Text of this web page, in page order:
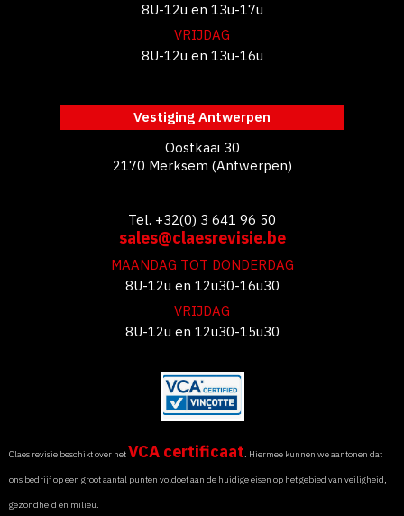
8U-12u en 13u-17u
VRIJDAG
8U-12u en 13u-16u
Vestiging Antwerpen
Oostkaai 30
2170 Merksem (Antwerpen)
Tel. +32(0) 3 641 96 50
sales@claesrevisie.be
MAANDAG TOT DONDERDAG
8U-12u en 12u30-16u30
VRIJDAG
8U-12u en 12u30-15u30
Claes revisie beschikt over hetVCA certificaat. Hiermee kunnen we aantonen dat
ons bedrijf op een groot aantal punten voldoet aan de huidige eisen op het gebied van veiligheid,
gezondheid en milieu.